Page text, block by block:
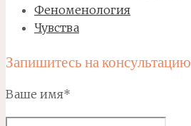
Феноменология
Чувства
Запишитесь на консультацию
Ваше имя*